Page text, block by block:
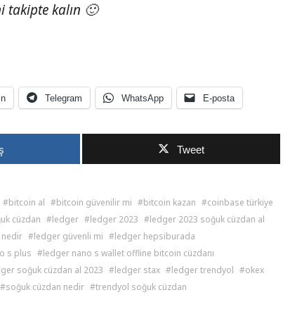
takipte kalın 🙂
Telegram WhatsApp E-posta
Tweet
bitcoin al bitcoin güvenilir mi bitcoin kazan
coinbase türkiye
cüzdan ledger ledger 2023
ledger 2023 soğuk cüzdan al
nedir ledger güvenli mi
ledger hepsiburada
s plus
ledger nano s wallet offline bitcoin cüzdanı
soğuk cüzdan al 2023 ledger stax ledger trendyol
okex
soğuk cüzdan nedir trendyol soğuk cüzdan